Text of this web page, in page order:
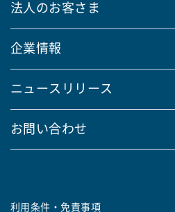
法人のお客さま
企業情報
ニュースリリース
お問い合わせ
利用条件・免責事項